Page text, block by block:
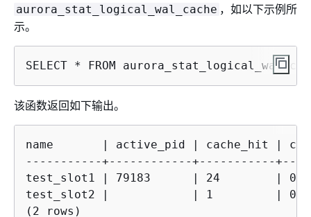
aurora_stat_logical_wal_cache ，如以下示例所
示。
SELECT * FROM
该函数返回如下输出。
name       | active_pid | cache_hit |
-----------+------------+-----------
test_slot1 | 79183      | 24        | 0
test_slot2 |            | 1         | 0
(2 rows)